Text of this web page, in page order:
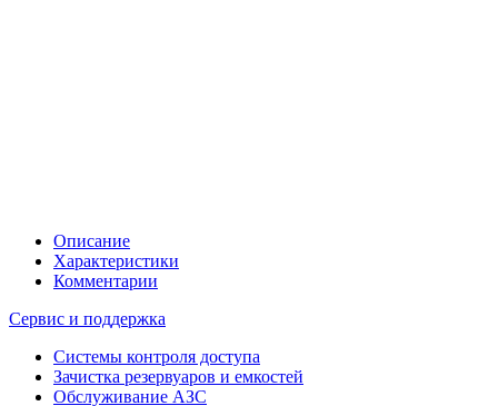
Описание
Характеристики
Комментарии
Сервис и поддержка
Системы контроля доступа
Зачистка резервуаров и емкостей
Обслуживание АЗС